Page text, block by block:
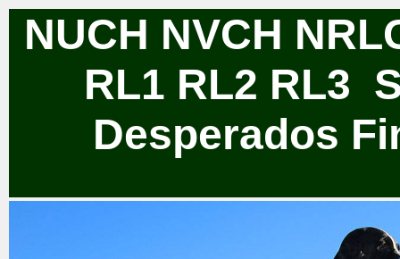
NUCH NVCH
RL1 RL2 RL3
Desperados